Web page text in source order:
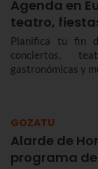
Agenda en
teatro,
Planifica tu fin
conciertos,
gastronómicas y
GOZATU
Alarde de
programa